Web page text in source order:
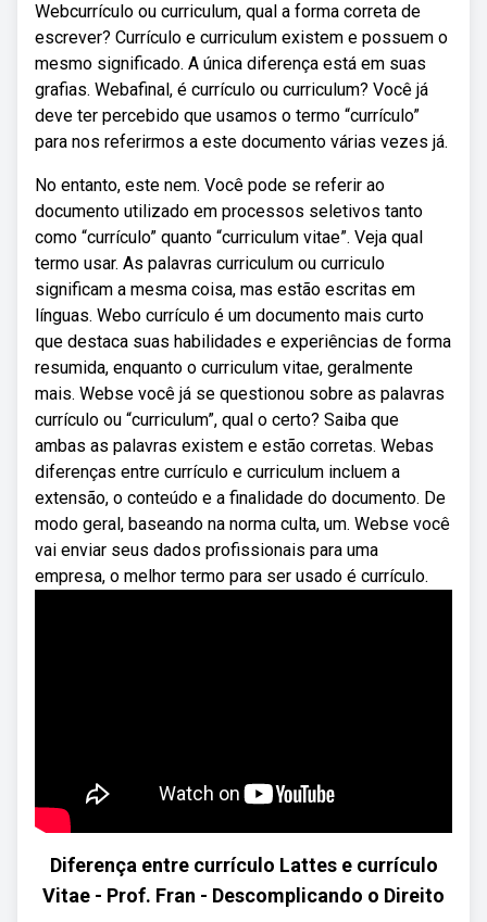
Webcurrículo ou curriculum, qual a forma correta de
escrever? Currículo e curriculum existem e possuem o
mesmo significado. A única diferença está em suas
grafias. Webafinal, é currículo ou curriculum? Você já
deve ter percebido que usamos o termo “currículo”
para nos referirmos a este documento várias vezes já.
No entanto, este nem. Você pode se referir ao
documento utilizado em processos seletivos tanto
como “currículo” quanto “curriculum vitae”. Veja qual
termo usar. As palavras curriculum ou curriculo
significam a mesma coisa, mas estão escritas em
línguas. Webo currículo é um documento mais curto
que destaca suas habilidades e experiências de forma
resumida, enquanto o curriculum vitae, geralmente
mais. Webse você já se questionou sobre as palavras
currículo ou “curriculum”, qual o certo? Saiba que
ambas as palavras existem e estão corretas. Webas
diferenças entre currículo e curriculum incluem a
extensão, o conteúdo e a finalidade do documento. De
modo geral, baseando na norma culta, um. Webse você
vai enviar seus dados profissionais para uma
empresa, o melhor termo para ser usado é currículo.
Diferença entre currículo Lattes e currículo
Vitae - Prof. Fran - Descomplicando o Direito